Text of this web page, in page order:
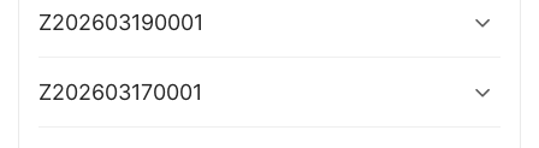
Z202603190001
Z202603170001